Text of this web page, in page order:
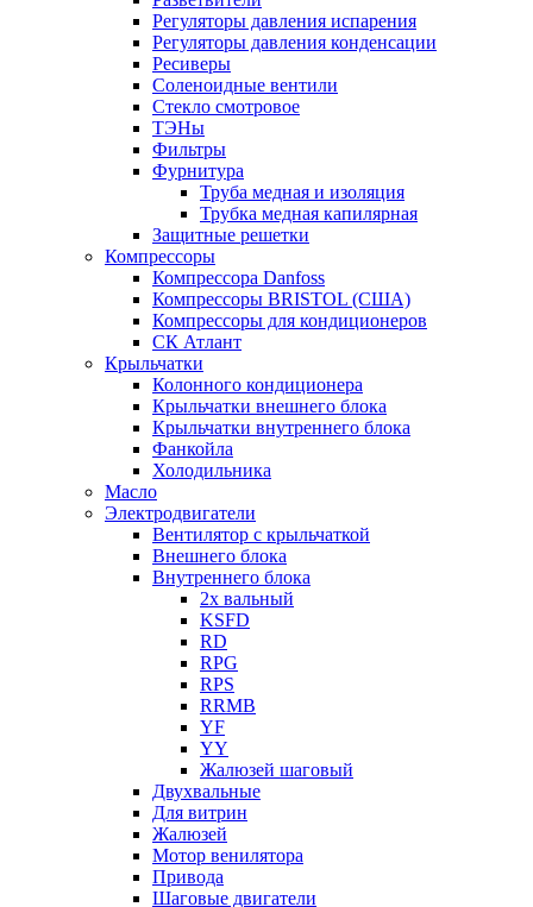
Регуляторы давления испарения
Регуляторы давления конденсации
Ресиверы
Соленоидные вентили
Стекло смотровое
ТЭНы
Фильтры
Фурнитура
Труба медная и изоляция
Трубка медная капилярная
Защитные решетки
Компрессоры
Компрессора Danfoss
Компрессоры BRISTOL (США)
Компрессоры для кондиционеров
СК Атлант
Крыльчатки
Колонного кондиционера
Крыльчатки внешнего блока
Крыльчатки внутреннего блока
Фанкойла
Холодильника
Масло
Электродвигатели
Вентилятор с крыльчаткой
Внешнего блока
Внутреннего блока
2х вальный
KSFD
RD
RPG
RPS
RRMB
YF
YY
Жалюзей шаговый
Двухвальные
Для витрин
Жалюзей
Мотор венилятора
Привода
Шаговые двигатели